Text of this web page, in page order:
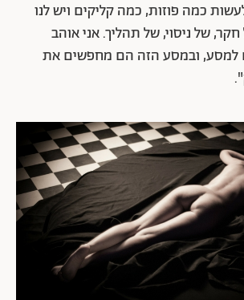
כמה פוזות, כמה קליקים ויש לנו
של ניסוי, של תהליך. אני אוהב
למסע, ובמסע הזה הם מחפשים את